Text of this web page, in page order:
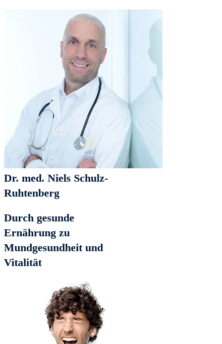
Dr. med. Niels Schulz-
Ruhtenberg
Durch gesunde
Ernährung zu
Mundgesundheit und
Vitalität